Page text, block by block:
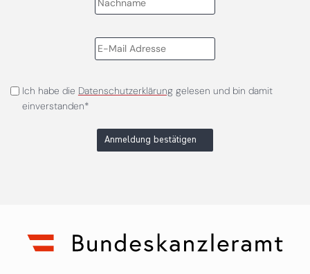
Ich habe die Datenschutzerklärunggelesen und bin damit
einverstanden*
Anmeldung bestätigen